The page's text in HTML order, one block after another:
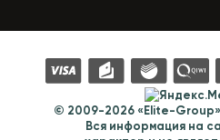
© 2009-2026 «Elite-
Вся информация на